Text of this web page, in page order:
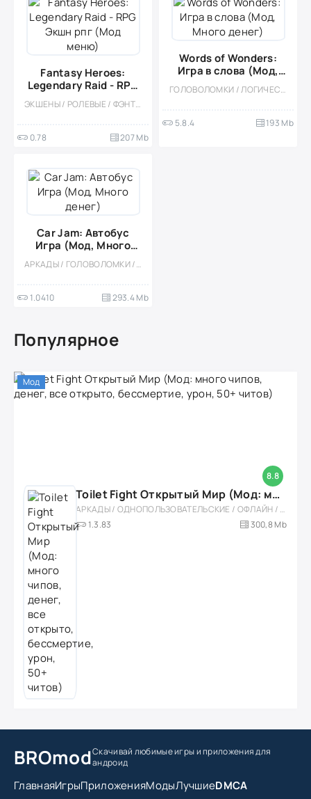
Fantasy Heroes:
Legendary Raid - RPG
Экшн рпг (Мод меню)ЭКШЕНЫ / РОЛЕВЫЕ / ФЭНТЕЗИ / МОНСТРЫ / МНОГОПОЛЬЗОВАТЕЛЬСКАЯ / МОД
0.78 207 Mb
Words of Wonders:
Игра в слова (Мод,
Много денег)
ГОЛОВОЛОМКИ / ЛОГИЧЕСКАЯ / РЕАЛИЗМ / ОДНОПОЛЬЗОВАТЕЛЬСКИЕ / ОФЛАЙН / МОД / ВСТРОЕННЫЙ КЕШ
5.8.4 193 Mb
Car Jam: Автобус
Игра (Мод, Много
денег)
АРКАДЫ / ГОЛОВОЛОМКИ / ЛОГИЧЕСКАЯ / КАЗУАЛЬНЫЕ / ОДНОПОЛЬЗОВАТЕЛЬСКИЕ / ОФЛАЙН / МОД / ВИД СВЕРХУ
1.0410 293.4 Mb
Популярное
8.8
Мод
Toilet Fight Открытый Мир (Мод: много чипов, денег, все открыто, бессмертие, урон, 50+ читов)
АРКАДЫ / ОДНОПОЛЬЗОВАТЕЛЬСКИЕ / ОФЛАЙН / МОД / РОЛЕВЫЕ / ШУТЕРЫ / ОТКРЫТЫЙ МИР / ВСТРОЕННЫЙ КЕШ / 3D / ЭКШЕНЫ / ТУАЛЕТНЫЕ ВОЙНЫ / ДЛЯ ДЕТЕЙ
1.3.83
300,8 Mb
BROmodСкачивай любимые игрыи приложения для
андроид
ГлавнаяИгрыПриложенияМодыЛучшиеDMCA